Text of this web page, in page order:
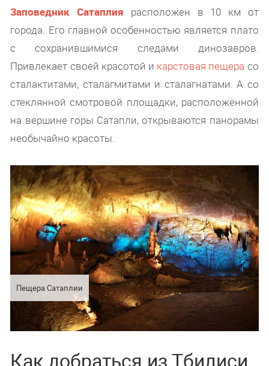
Заповедник Сатаплия расположен в 10 км от
города. Его главной особенностью является плато
с сохранившимися следами динозавров.
Привлекает своей красотой и карстовая пещера со
сталактитами, сталагмитами и сталагнатами. А со
стеклянной смотровой площадки, расположенной
на вершине горы Сатапли, открываются панорамы
необычайно красоты.
Пещера Сатаплии
Как добраться из Тбилиси